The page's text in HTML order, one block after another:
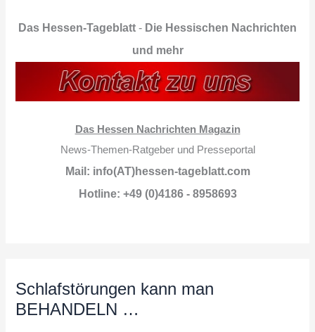
Das Hessen-Tageblatt - Die Hessischen Nachrichten
und mehr
Das Hessen Nachrichten Magazin
News-Themen-Ratgeber und Presseportal
Mail: info(AT)hessen-tageblatt.com
Hotline: +49 (0)4186 - 8958693
Schlafstörungen kann man
BEHANDELN …